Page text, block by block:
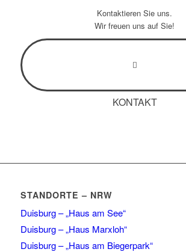
Kontaktieren Sie uns.
Wir freuen uns auf Sie!
KONTAKT
STANDORTE – NRW
Duisburg – „Haus am See“
Duisburg – „Haus Marxloh“
Duisburg – „Haus am Biegerpark“